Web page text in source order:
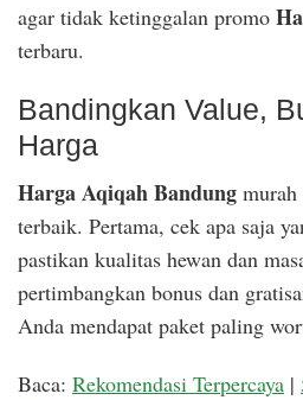
agar tidak ketinggalan promo
terbaru.
Bandingkan Value,
Harga
Harga Aqiqah Bandung
terbaik. Pertama, cek apa saja
pastikan kualitas hewan dan
pertimbangkan bonus dan
Anda mendapat paket paling
Baca: Rekomendasi Terpercaya |